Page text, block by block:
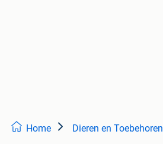
Home Dieren en Toebehoren